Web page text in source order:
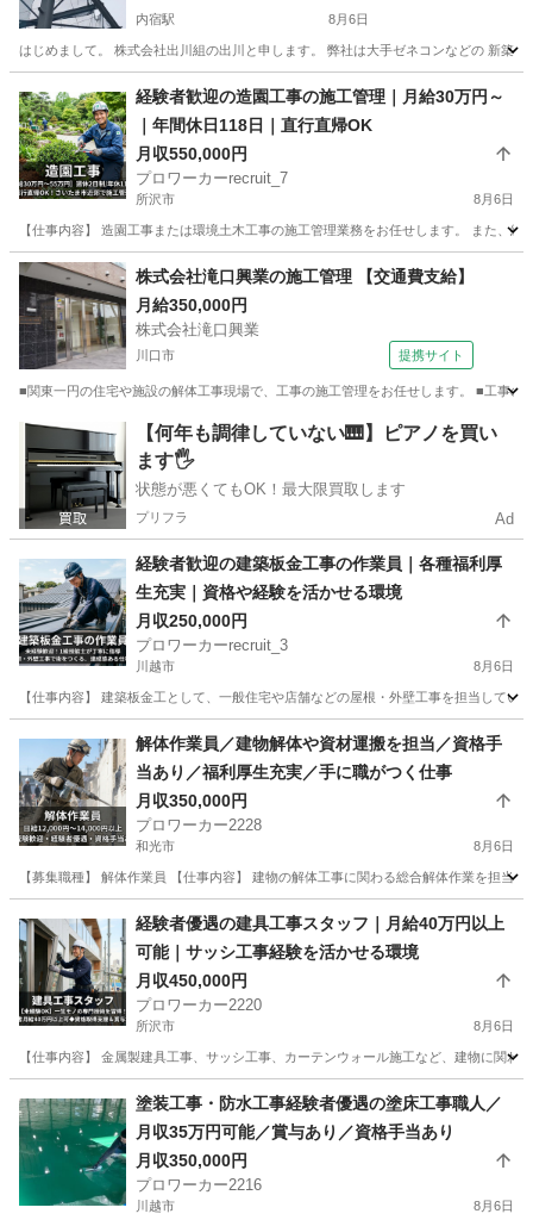
内宿駅 8月6日
はじめまして。 株式会社出川組の出川と申します。 弊社は大手ゼネコンなどの 新築
内宿駅 鳶職 協力会社
経験者歓迎の造園工事の施工管理｜月給30万円～
｜年間休日118日｜直行直帰OK
月収550,000円
プロワーカーrecruit_7
所沢市 8月6日
【仕事内容】 造園工事または環境土木工事の施工管理業務をお任せします。 また、
埼玉 所沢市 土木
株式会社滝口興業の施工管理 【交通費支給】
月給350,000円
株式会社滝口興業
川口市 提携サイト
■関東一円の住宅や施設の解体工事現場で、工事の施工管理をお任せします。 ■工事
埼玉 川口市 鳶職
【何年も調律していない🎹】ピアノを買い
ます🖐️
状態が悪くてもOK！最大限買取します
プリフラ Ad
経験者歓迎の建築板金工事の作業員｜各種福利厚
生充実｜資格や経験を活かせる環境
月収250,000円
プロワーカーrecruit_3
川越市 8月6日
【仕事内容】 建築板金工として、一般住宅や店舗などの屋根・外壁工事を担当して
その他 建築板金
解体作業員／建物解体や資材運搬を担当／資格手
当あり／福利厚生充実／手に職がつく仕事
月収350,000円
プロワーカー2228
和光市 8月6日
【募集職種】 解体作業員 【仕事内容】 建物の解体工事に関わる総合解体作業を担当
その他
経験者優遇の建具工事スタッフ｜月給40万円以上
可能｜サッシ工事経験を活かせる環境
月収450,000円
プロワーカー2220
所沢市 8月6日
【仕事内容】 金属製建具工事、サッシ工事、カーテンウォール施工など、建物に関
その他 サッシ
塗装工事・防水工事経験者優遇の塗床工事職人／
月収35万円可能／賞与あり／資格手当あり
月収350,000円
プロワーカー2216
川越市 8月6日